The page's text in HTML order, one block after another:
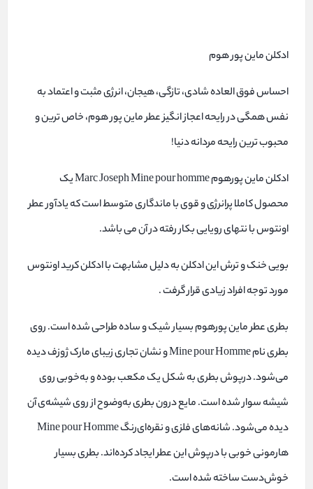
ادکلن ماین پور هوم
احساس فوق العاده شادی، تازگی، هیجان، انرژی مثبت و اعتماد به
نفس همگی در رایحه اعجاز انگیز عطر ماین پور هوم، خاص ترین و
محبوب ترین رایحه مردانه دنیا!
ادکلن ماین پورهوم Marc Joseph Mine pour homme یک
محصول کاملا پرانرژی و قوی با ماندگاری متوسط است که یادآور عطر
اونتوس با نتهای رویایی بکار رفته در آن می باشد.
بویی خنک و ترش این ادکلن به دلیل مشابهت با ادکلن کرید اونتوس
مورد توجه افراد زیادی قرار گرفت .
بطری عطر ماین پورهوم بسیار شیک و ساده طراحی شده است. روی
بطری نام Mine pour Homme و نشان تجاری زیبای مارک ژوزف دیده
می‌شود. درپوش بطری به شکل یک مکعب بوده و به‌خوبی روی
شیشه سوار شده است. مایع درون بطری به‌وضوح از روی شیشه‌ی آن
دیده می‌شود. شانه‌های فلزی و نقره‌ای‌رنگ Mine pour Homme
هارمونی خوبی با درپوش این عطر ایجاد کرده‌اند. بطری بسیار
خوش‌دست ساخته شده است.